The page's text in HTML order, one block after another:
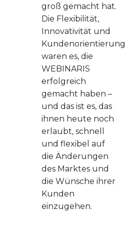
groß gemacht hat.
Die Flexibilität,
Innovativität und
Kundenorientierung
waren es, die
WEBINARIS
erfolgreich
gemacht haben –
und das ist es, das
ihnen heute noch
erlaubt, schnell
und flexibel auf
die Änderungen
des Marktes und
die Wünsche ihrer
Kunden
einzugehen.